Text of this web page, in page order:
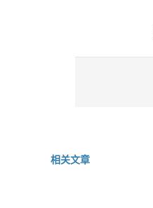
相关文章